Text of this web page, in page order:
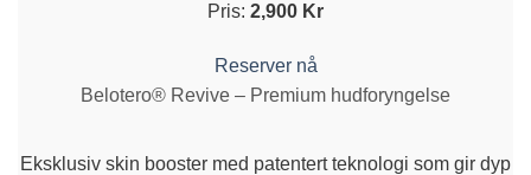
Pris: 2,900 Kr
Reserver nå
Belotero® Revive – Premium hudforyngelse
Eksklusiv skin booster med patentert teknologi som gir dyp